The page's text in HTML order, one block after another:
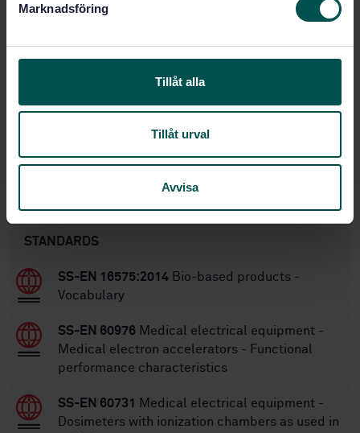
Marknadsföring
Tillåt alla
Tillåt urval
Avvisa
Svenska institutet för
International title:
STD-80001673
Edition:1
3/7/2018
Within the same area
STANDARDS
SS-EN 16575:2014 Bio-based products -
Vocabulary
SS-EN 60976 Medical electrical equipment -
Medical electron accelerators - Functional
performance characteristics
SS-EN 60731
Medical electrical equipment -
Dosimeters with ionization chambers as used in